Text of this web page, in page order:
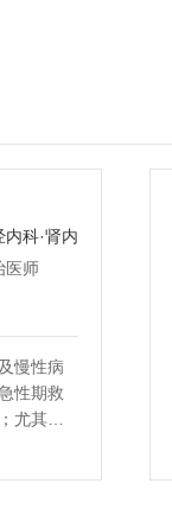
科·肾内科
医师
慢性病
性期救
尤其擅